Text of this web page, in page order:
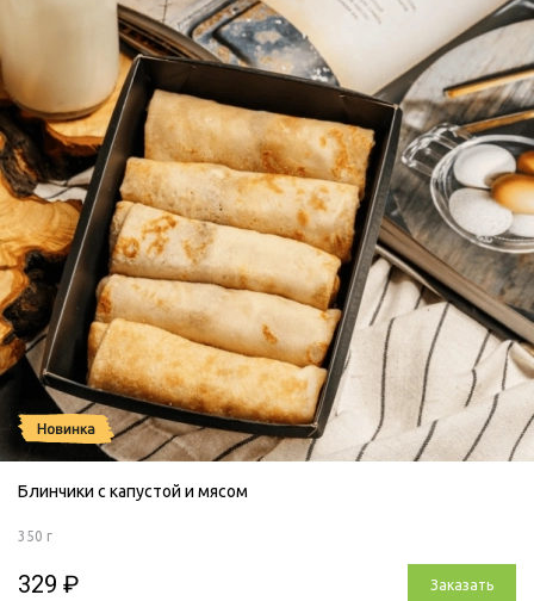
Блинчики с капустой и мясом
350 г
329 ₽ Заказать